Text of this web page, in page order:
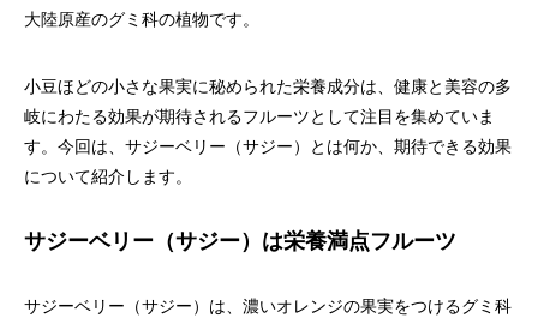
大陸原産のグミ科の植物です。
小豆ほどの小さな果実に秘められた栄養成分は、健康と美容の多
岐にわたる効果が期待されるフルーツとして注目を集めていま
す。今回は、サジーベリー（サジー）とは何か、期待できる効果
について紹介します。
サジーベリー（サジー）は栄養満点フルーツ
サジーベリー（サジー）は、濃いオレンジの果実をつけるグミ科